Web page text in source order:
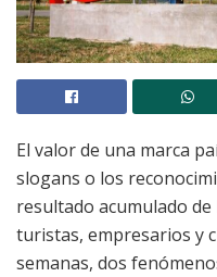
El valor de una marca
slogans o los
resultado acumulado
turistas, empresarios y
semanas, dos